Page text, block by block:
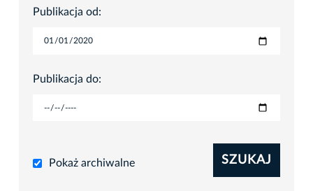
Publikacja od:
Publikacja do:
Pokaż archiwalne SZUKAJ